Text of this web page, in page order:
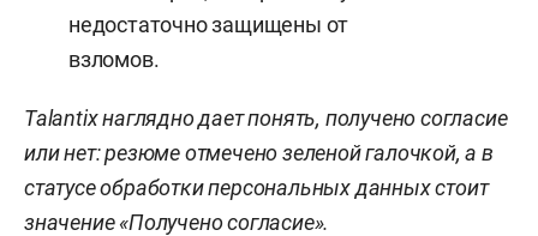
недостаточно защищены от
взломов.
Talantix наглядно дает понять, получено согласие
или нет: резюме отмечено зеленой галочкой, а в
статусе обработки персональных данных стоит
значение «Получено согласие».